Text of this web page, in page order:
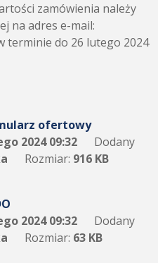
zamówienia należy
na adres e-mail:
terminie do 26 lutego 2024
ofertowy
2024 09:32
Dodany
Rozmiar: 916 KB
2024 09:32
Dodany
Rozmiar: 63 KB